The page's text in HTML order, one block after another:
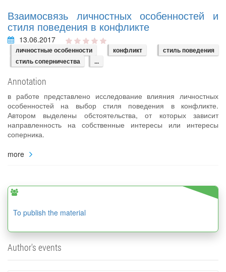
Взаимосвязь личностных особенностей и
стиля поведения в конфликте
13.06.2017
личностные особенности конфликт
стиль поведения
стиль соперничества
...
Annotation
в работе представлено исследование влияния личностных
особенностей на выбор стиля поведения в конфликте.
Автором выделены обстоятельства, от которых зависит
направленность на собственные интересы или интересы
соперника.
more
To publish the material
Author's events